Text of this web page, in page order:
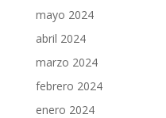
mayo 2024
abril 2024
marzo 2024
febrero 2024
enero 2024